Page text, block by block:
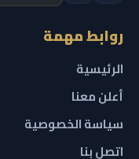
روابط مهمة
الرئيسية
أعلن معنا
سياسة الخصوصية
اتصل بنا